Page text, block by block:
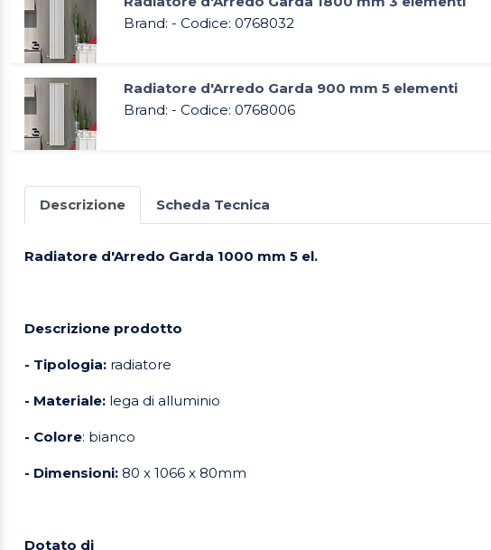
Brand: - Codice: 0768032
Radiatore d'Arredo Garda 900 mm 5 elementi
Brand: - Codice: 0768006
Descrizione Scheda Tecnica
Radiatore d'Arredo Garda 1000 mm 5 el.
Descrizione prodotto
- Tipologia: radiatore
- Materiale: lega di alluminio
- Colore: bianco
- Dimensioni: 80 x 1066 x 80mm
Dotato di